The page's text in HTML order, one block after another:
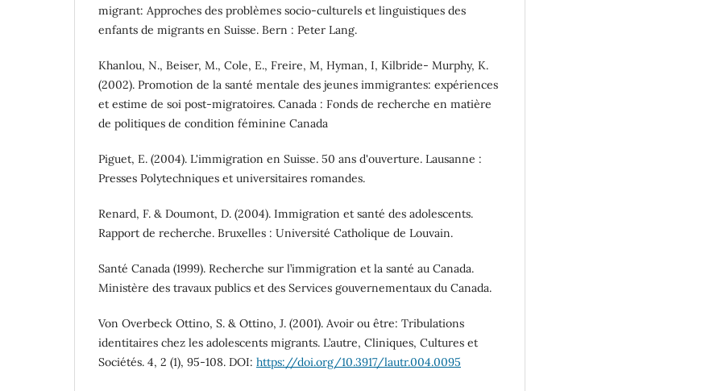
migrant: Approches des problèmes socio-culturels et linguistiques des
enfants de migrants en Suisse. Bern : Peter Lang.
Khanlou, N., Beiser, M., Cole, E., Freire, M, Hyman, I, Kilbride- Murphy, K.
(2002). Promotion de la santé mentale des jeunes immigrantes: expériences
et estime de soi post-migratoires. Canada : Fonds de recherche en matière
de politiques de condition féminine Canada
Piguet, E. (2004). L'immigration en Suisse. 50 ans d'ouverture. Lausanne :
Presses Polytechniques et universitaires romandes.
Renard, F. & Doumont, D. (2004). Immigration et santé des adolescents.
Rapport de recherche. Bruxelles : Université Catholique de Louvain.
Santé Canada (1999). Recherche sur l’immigration et la santé au Canada.
Ministère des travaux publics et des Services gouvernementaux du Canada.
Von Overbeck Ottino, S. & Ottino, J. (2001). Avoir ou être: Tribulations
identitaires chez les adolescents migrants. L’autre, Cliniques, Cultures et
Sociétés. 4, 2 (1), 95-108. DOI: https://doi.org/10.3917/lautr.004.0095